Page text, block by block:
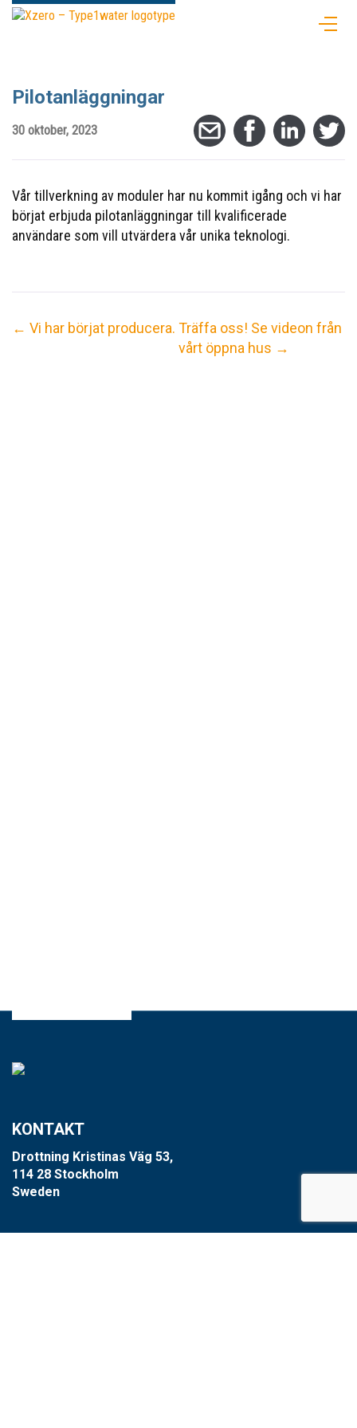
Pilotanläggningar
30 oktober, 2023
Vår tillverkning av moduler har nu kommit igång och vi har
börjat erbjuda pilotanläggningar till kvalificerade
användare som vill utvärdera vår unika teknologi.
← Vi har börjat producera. Träffa oss! Se videon från
vårt öppna hus →
KONTAKT
Drottning Kristinas Väg 53,
114 28 Stockholm
Sweden